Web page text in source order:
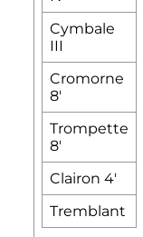
Cymbale
III
Cromorne
8'
Trompette
8'
Clairon 4'
Tremblant